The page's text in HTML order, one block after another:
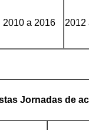
2010 a 2016 2012
Jornadas de